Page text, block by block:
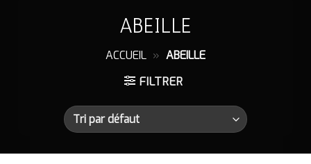
ABEILLE
ACCUEIL » ABEILLE
FILTRER